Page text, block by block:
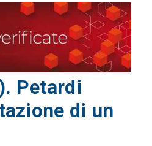
Petardi
di un